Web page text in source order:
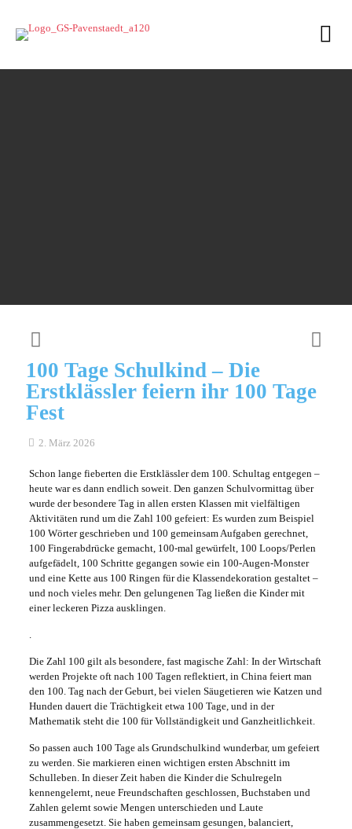
100 Tage Schulkind – Die
Erstklässler feiern ihr 100 Tage
Fest
2. März 2026
Schon lange fieberten die Erstklässler dem 100. Schultag entgegen –
heute war es dann endlich soweit. Den ganzen Schulvormittag über
wurde der besondere Tag in allen ersten Klassen mit vielfältigen
Aktivitäten rund um die Zahl 100 gefeiert: Es wurden zum Beispiel
100 Wörter geschrieben und 100 gemeinsam Aufgaben gerechnet,
100 Fingerabdrücke gemacht, 100-mal gewürfelt, 100 Loops/Perlen
aufgefädelt, 100 Schritte gegangen sowie ein 100-Augen-Monster
und eine Kette aus 100 Ringen für die Klassendekoration gestaltet –
und noch vieles mehr. Den gelungenen Tag ließen die Kinder mit
einer leckeren Pizza ausklingen.
.
Die Zahl 100 gilt als besondere, fast magische Zahl: In der Wirtschaft
werden Projekte oft nach 100 Tagen reflektiert, in China feiert man
den 100. Tag nach der Geburt, bei vielen Säugetieren wie Katzen und
Hunden dauert die Trächtigkeit etwa 100 Tage, und in der
Mathematik steht die 100 für Vollständigkeit und Ganzheitlichkeit.
So passen auch 100 Tage als Grundschulkind wunderbar, um gefeiert
zu werden. Sie markieren einen wichtigen ersten Abschnitt im
Schulleben. In dieser Zeit haben die Kinder die Schulregeln
kennengelernt, neue Freundschaften geschlossen, Buchstaben und
Zahlen gelernt sowie Mengen unterschieden und Laute
zusammengesetzt. Sie haben gemeinsam gesungen, balanciert,